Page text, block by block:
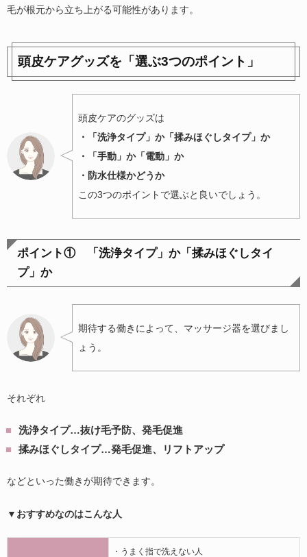
毛が根元から立ち上がる可能性があります。
頭皮ケアグッズを「選ぶ3つのポイント」
頭皮ケアのグッズは
・「洗浄タイプ」か「揉みほぐしタイプ」か
・「手動」か「電動」か
・防水仕様かどうか
この3つのポイントで選ぶと良いでしょう。
ポイント① 「洗浄タイプ」か「揉みほぐしタイ
プ」か
期待する働きによって、マッサージ器を選びまし
ょう。
それぞれ
洗浄タイプ…抜け毛予防、発毛促進
揉みほぐしタイプ…発毛促進、リフトアップ
などといった働きが期待できます。
▼おすすめなのはこんな人
・うまく指で洗えない人